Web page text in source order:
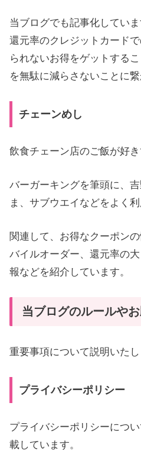
当ブログでも記事化してい
還元率のクレジットカード
られないお得をゲットする
を無駄に減らさないことに繋
チェーンめし
飲食チェーン店のご飯が好き
バーガーキングを筆頭に、
ま、サブウエイなどをよく利
関連して、お得なクーポン
バイルオーダー、還元率の
報などを紹介しています。
当ブログのルールや
重要事項について説明いたし
プライバシーポリシー
プライバシーポリシーにつ
載しています。